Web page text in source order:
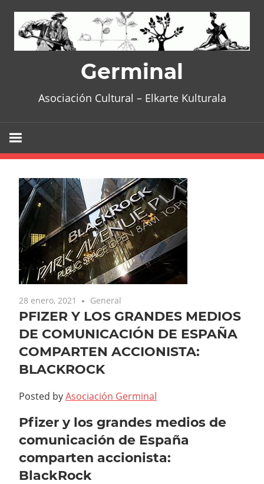
content
Germinal
Asociación Cultural – Elkarte Kulturala
28 enero, 2021 General
PFIZER Y LOS GRANDES MEDIOS
DE COMUNICACIÓN DE ESPAÑA
COMPARTEN ACCIONISTA:
BLACKROCK
Posted byAsociación Germinal
Pfizer y los grandes medios de
comunicación de España
comparten accionista:
BlackRock